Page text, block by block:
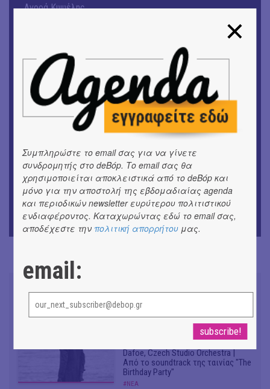
Αγορά Κυψέλης
«ΑΗ ΛΑΟΣ» | Ένα σκηνικό ρέκβιεμ για την ήττα ενός
λαού
ΕΙΚΑΣΤΙΚΑ
Ομαδική έκθεση | Προσωρινά για Πάντα
Έκθεση φωτογραφίας: Ανδρίων έργα και ημέρες
ΕΙΚΑΣΤΙΚΑ
Αργύρης Ραλλιάς | Λιτανεία
Θανάσης Λάλας-Κώστας Τσόκλης - Συνομιλώντας με
εικόνες και λέξεις
Don't Let Me Be Misunderstood |
Alexandros Livitsanos, Willem
Dafoe, Czech Studio Orchestra |
Από το soundtrack της ταινίας "The
Birthday Party"
#ΝΕΑ
Συμπληρώστε το email σας για να γίνετε
συνδρομητής στο deBόp. Το email σας θα
χρησιμοποιείται αποκλειστικά από το deBόp και
μόνο για την αποστολή της εβδομαδιαίας agenda
και περιοδικών newsletter ευρύτερου πολιτιστικού
ενδιαφέροντος. Καταχωρώντας εδώ το email σας,
αποδέχεστε την πολιτική απορρήτου μας.
email: